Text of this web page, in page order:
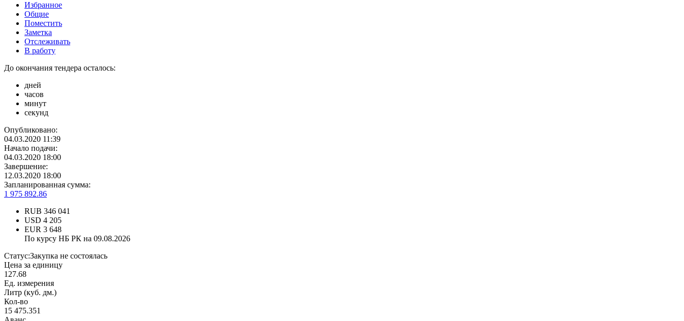
Избранное
Общие
Поместить
Заметка
Отслеживать
В работу
До окончания тендера осталось:
дней
часов
минут
секунд
Опубликовано:
04.03.2020 11:39
Начало подачи:
04.03.2020 18:00
Завершение:
12.03.2020 18:00
Запланированная сумма:
1 975 892.86
RUB 346 041
USD 4 205
EUR 3 648
По курсу НБ РК на 09.08.2026
Статус:Закупка не состоялась
Цена за единицу
127.68
Ед. измерения
Литр (куб. дм.)
Кол-во
15 475.351